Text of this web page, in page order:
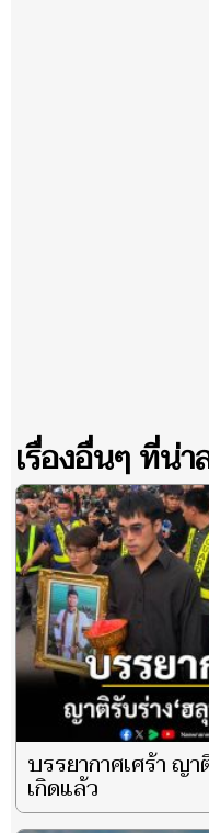
เรื่องอื่นๆ ที่น่า
บรรยากาศเศร้า ญ
เกิดแล้ว